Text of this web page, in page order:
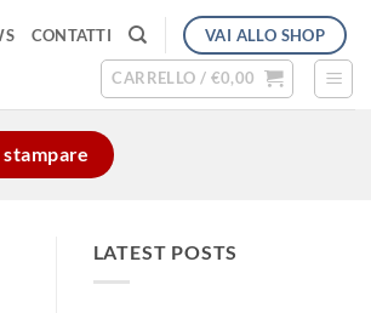
CONTATTI VAI ALLO SHOP
CARRELLO / €0,00
LATEST POSTS